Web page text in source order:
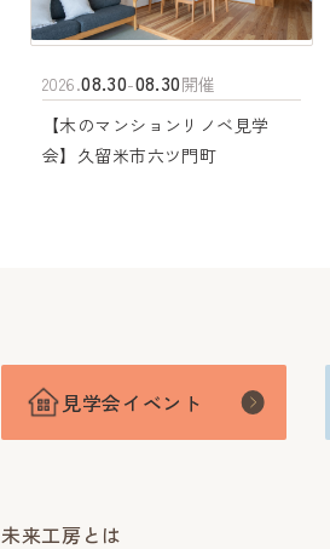
2026.08.30-08.30開催
【木のマンションリノベ見学
会】久留米市六ツ門町
見学会イベント
未来工房とは